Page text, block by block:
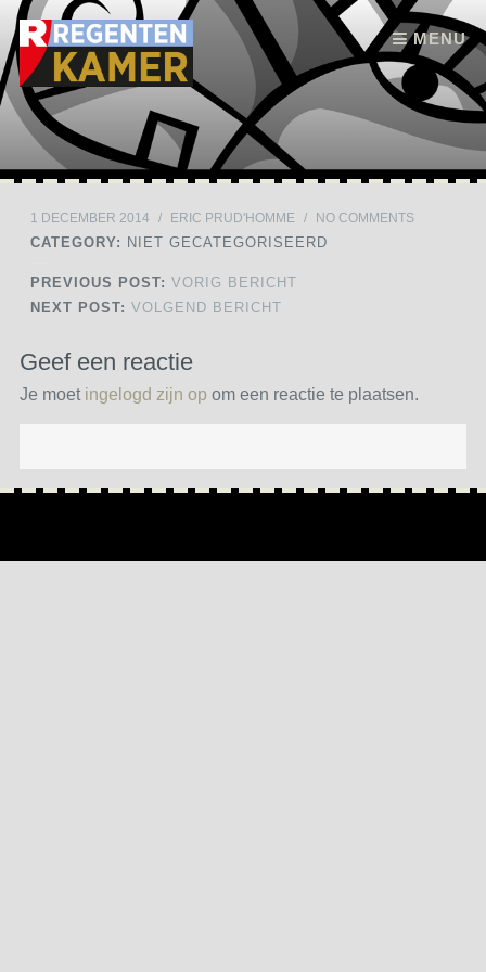
MENU
Skip to content
1 DECEMBER 2014 / ERIC PRUD'HOMME / NO COMMENTS
CATEGORY: NIET GECATEGORISEERD
PREVIOUS POST: VORIG BERICHT
NEXT POST: VOLGEND BERICHT
Geef een reactie
Je moet ingelogd zijn op om een reactie te plaatsen.